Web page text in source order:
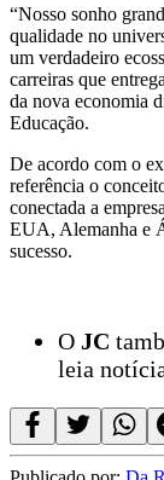
“Nosso sonho
qualidade no
um verdadeiro
carreiras que
da nova economia
Educação.
De acordo com o
referência o
conectada a
EUA, Alemanha e
sucesso.
O JC
leia